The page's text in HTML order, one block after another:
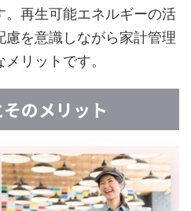
。再生可能エネルギーの活
を意識しながら家計管理
リットです。
のメリット